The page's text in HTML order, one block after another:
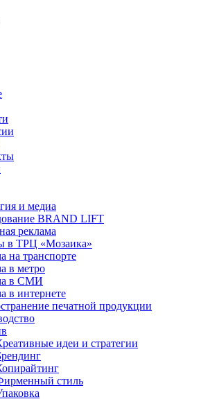
и медиа
BRAND LIFT
реклама
в ТРЦ «Мозаика»
на транспорте
в метро
в СМИ
в интернете
печатной продукции
идеи и стратегии
стиль